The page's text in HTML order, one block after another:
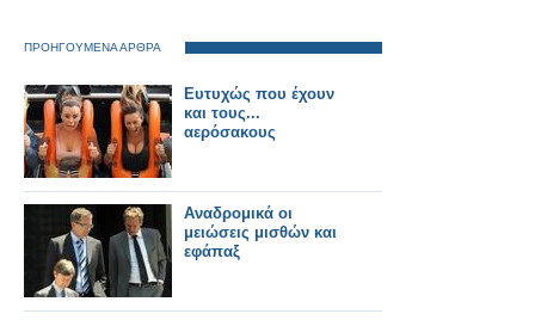
ΠΡΟΗΓΟΥΜΕΝΑ ΑΡΘΡΑ
Ευτυχώς που έχουν
και τους...
αερόσακους
Αναδρομικά οι
μειώσεις μισθών και
εφάπαξ